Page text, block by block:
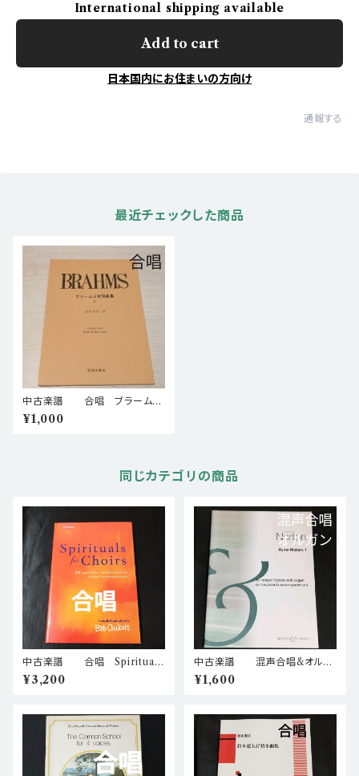
International shipping available
Add to cart
日本国内にお住まいの方向け
通報する
最近チェックした商品
中古楽譜 合唱 ブラーム
ス ブラームス合唱曲集 2 楽
譜 棚BASEa3
¥1,000
同じカテゴリの商品
中古楽譜 合唱 Spirituals
for Choirs ボブ・チルコット・
編 棚BASEa6
¥3,200
中古楽譜 混声合唱&オルガ
ン クリストファー・ノートン
棚BASEa6
¥1,600